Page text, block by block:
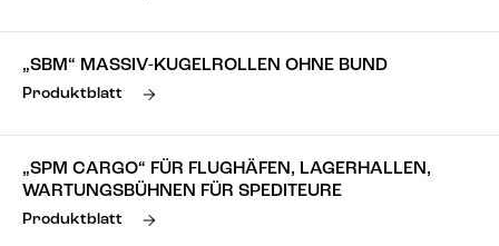
„SBM“ MASSIV-KUGELROLLEN OHNE BUND
Produktblatt
„SPM CARGO“ FÜR FLUGHÄFEN, LAGERHALLEN,
WARTUNGSBÜHNEN FÜR SPEDITEURE
Produktblatt